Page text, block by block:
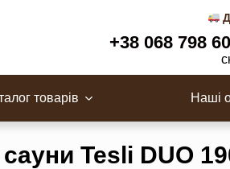
+38 068 798
товарів Наші
Tesli DUO